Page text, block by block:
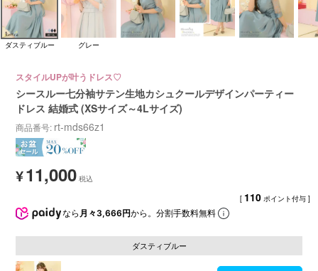
ダスティブルー グレー
スタイルUPが叶うドレス♡
シースルー七分袖サテン生地カシュクールデザインパーティー
ドレス 結婚式 (XSサイズ～4Lサイズ)
商品番号 rt-mds66z1
¥11,000
[ 110 ポイント付与 ]
なら 月々3,666円から。分割手数料無料
ダスティブルー